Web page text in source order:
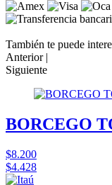
También te puede
Anterior |
Siguiente
BORCEGO
$8.200
$4.428